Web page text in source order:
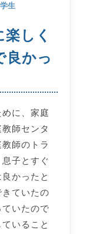
生
しく
良かっ
に、家庭
師センタ
師のトラ
子とすぐ
かったと
ていたの
いたので
いること